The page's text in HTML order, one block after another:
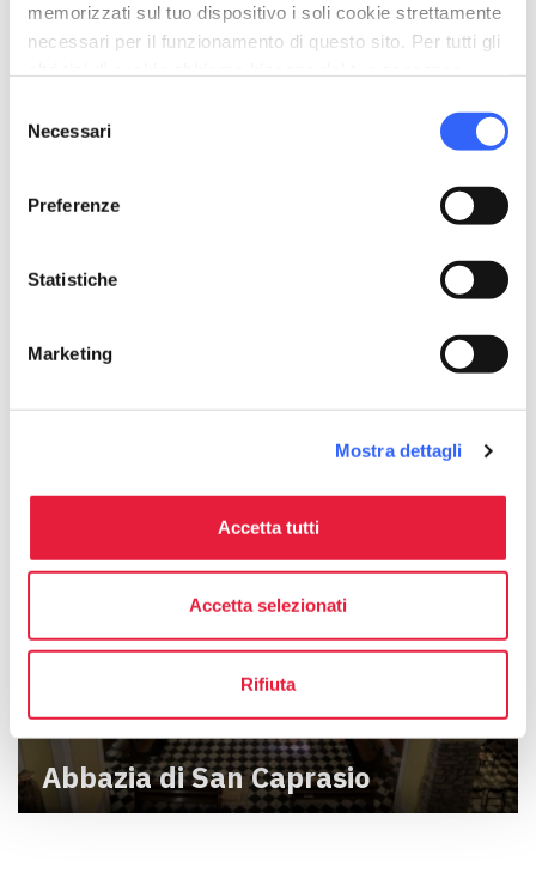
memorizzati sul tuo dispositivo i soli cookie strettamente
necessari per il funzionamento di questo sito. Per tutti gli
delNecessari
Preferenze
Statistiche
Marketing
Mostra dettagli
Accetta tutti
Accetta selezionati
Rifiuta
Festa della Madonna del Buon
Consiglio
Abbazia di San Caprasio